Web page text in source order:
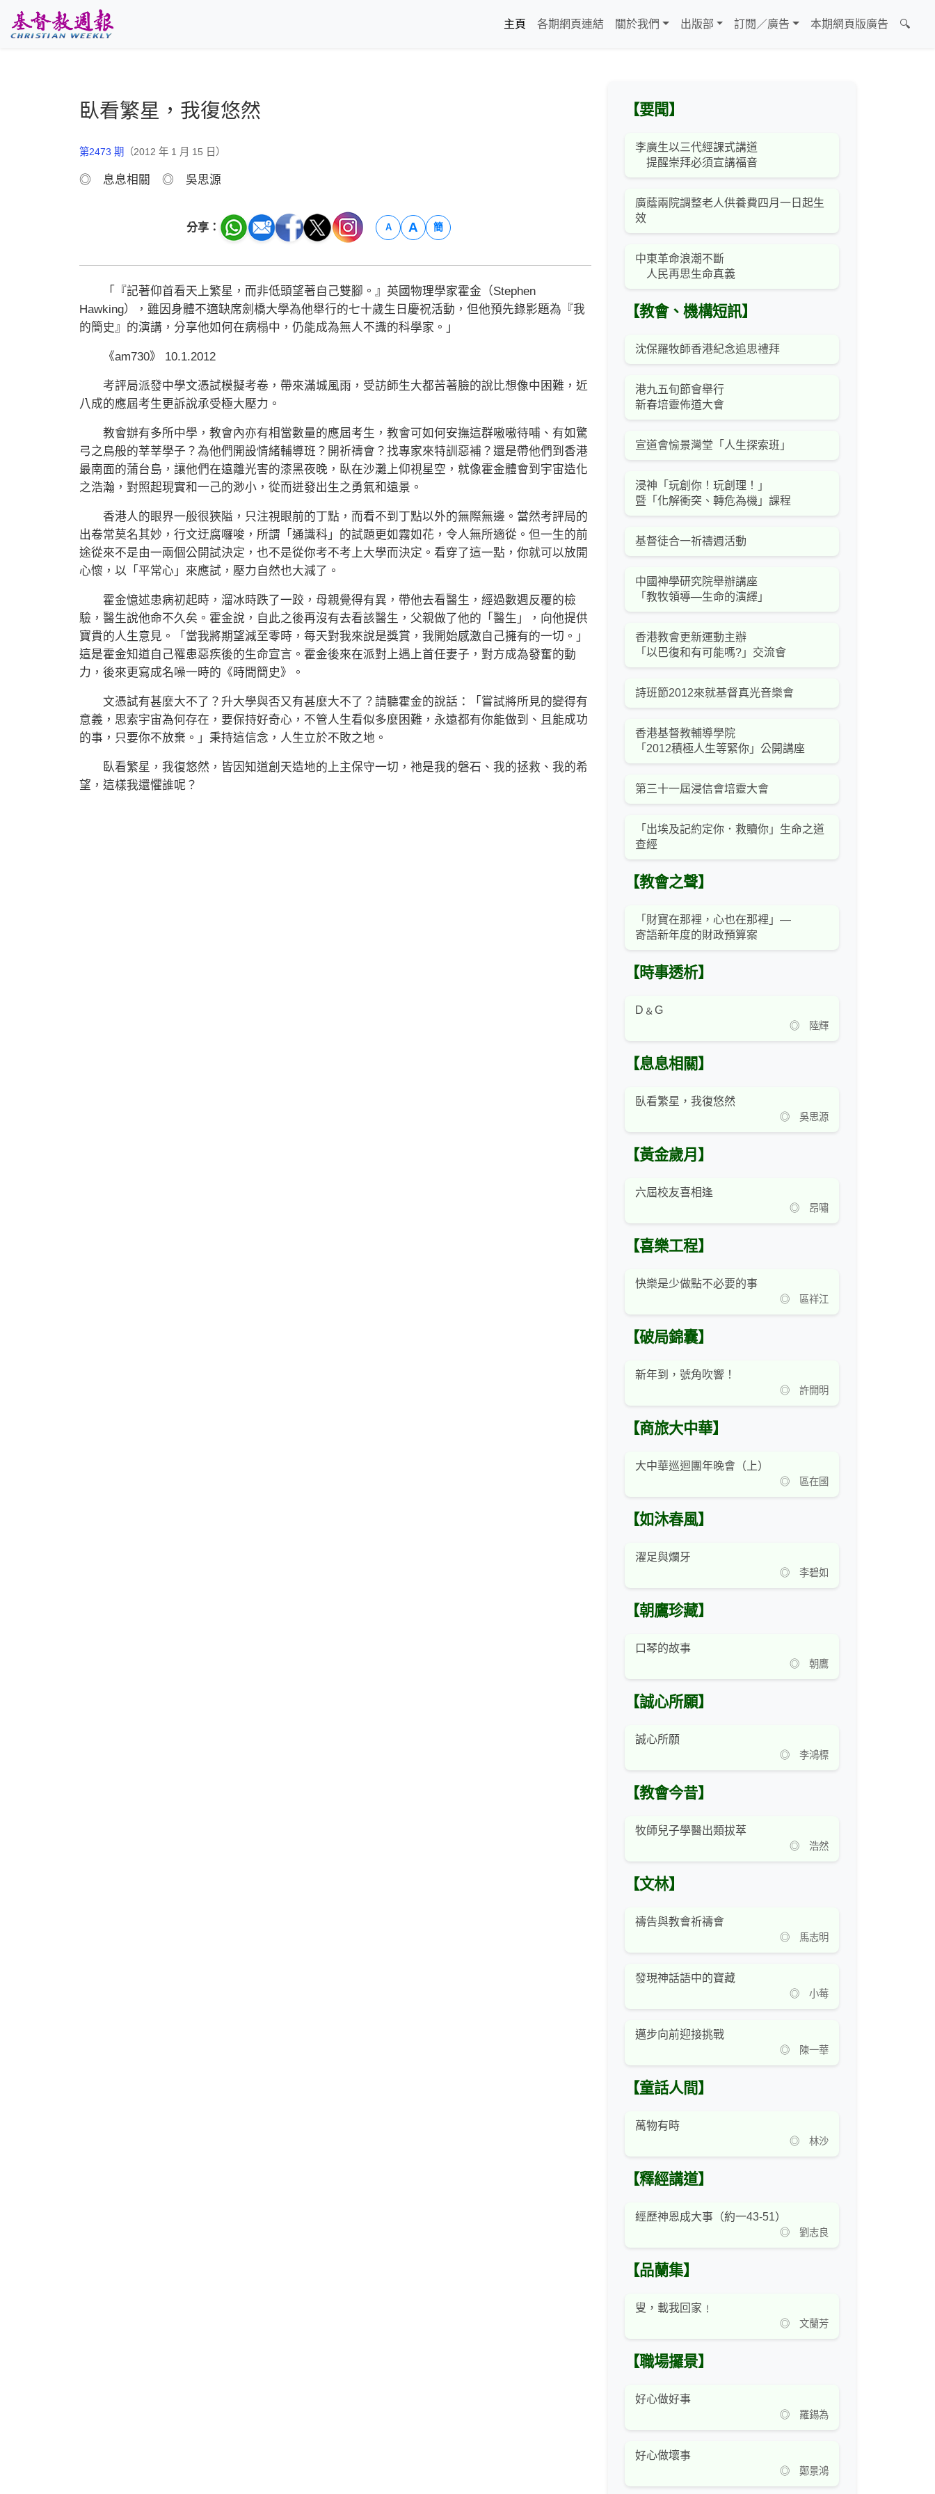
主頁
各期網頁連結 關於我們 出版部 訂閱／廣告 本期網頁版廣告 🔍
臥看繁星，我復悠然
第2473 期 （2012 年 1 月 15 日）
◎ 息息相關 ◎ 吳思源
分享： A A 簡
「『記著仰首看天上繁星，而非低頭望著自己雙腳。』英國物理學家霍金（Stephen
Hawking），雖因身體不適缺席劍橋大學為他舉行的七十歲生日慶祝活動，但他預先錄影題為『我
的簡史』的演講，分享他如何在病榻中，仍能成為無人不識的科學家。」
《am730》 10.1.2012
考評局派發中學文憑試模擬考卷，帶來滿城風雨，受訪師生大都苦著臉的說比想像中困難，近
八成的應屆考生更訴說承受極大壓力。
教會辦有多所中學，教會內亦有相當數量的應屆考生，教會可如何安撫這群嗷嗷待哺、有如驚
弓之鳥般的莘莘學子？為他們開設情緒輔導班？開祈禱會？找專家來特訓惡補？還是帶他們到香港
最南面的蒲台島，讓他們在遠離光害的漆黑夜晚，臥在沙灘上仰視星空，就像霍金體會到宇宙造化
之浩瀚，對照起現實和一己的渺小，從而迸發出生之勇氣和遠景。
香港人的眼界一般很狹隘，只注視眼前的丁點，而看不到丁點以外的無際無邊。當然考評局的
出卷常莫名其妙，行文迂腐囉唆，所謂「通識科」的試題更如霧如花，令人無所適從。但一生的前
途從來不是由一兩個公開試決定，也不是從你考不考上大學而決定。看穿了這一點，你就可以放開
心懷，以「平常心」來應試，壓力自然也大減了。
霍金憶述患病初起時，溜冰時跌了一跤，母親覺得有異，帶他去看醫生，經過數週反覆的檢
驗，醫生說他命不久矣。霍金說，自此之後再沒有去看該醫生，父親做了他的「醫生」，向他提供
寶貴的人生意見。「當我將期望減至零時，每天對我來說是獎賞，我開始感激自己擁有的一切。」
這是霍金知道自己罹患惡疾後的生命宣言。霍金後來在派對上遇上首任妻子，對方成為發奮的動
力，後來更寫成名噪一時的《時間簡史》。
文憑試有甚麼大不了？升大學與否又有甚麼大不了？請聽霍金的說話：「嘗試將所見的變得有
意義，思索宇宙為何存在，要保持好奇心，不管人生看似多麼困難，永遠都有你能做到、且能成功
的事，只要你不放棄。」秉持這信念，人生立於不敗之地。
臥看繁星，我復悠然，皆因知道創天造地的上主保守一切，祂是我的磐石、我的拯救、我的希
望，這樣我還懼誰呢？
【要聞】
李廣生以三代經課式講道
提醒崇拜必須宣講福音
廣蔭兩院調整老人供養費四月一日起生
效
中東革命浪潮不斷
人民再思生命真義
【教會、機構短訊】
沈保羅牧師香港紀念追思禮拜
港九五旬節會舉行
新春培靈佈道大會
宣道會愉景灣堂「人生探索班」
浸神「玩創你！玩創理！」
暨「化解衝突、轉危為機」課程
基督徒合一祈禱週活動
中國神學研究院舉辦講座
「教牧領導—生命的演繹」
香港教會更新運動主辦
「以巴復和有可能嗎?」交流會
詩班節2012來就基督真光音樂會
香港基督教輔導學院
「2012積極人生等緊你」公開講座
第三十一屆浸信會培靈大會
「出埃及記約定你．救贖你」生命之道
查經
【教會之聲】
「財寶在那裡，心也在那裡」—
寄語新年度的財政預算案
【時事透析】
D﹠G
◎ 陸輝
【息息相關】
臥看繁星，我復悠然
◎ 吳思源
【黃金歲月】
六屆校友喜相逢
◎ 昂嘯
【喜樂工程】
快樂是少做點不必要的事
◎ 區祥江
【破局錦囊】
新年到，號角吹響！
◎ 許開明
【商旅大中華】
大中華巡迴團年晚會（上）
◎ 區在國
【如沐春風】
濯足與爛牙
◎ 李碧如
【朝鷹珍藏】
口琴的故事
◎ 朝鷹
【誠心所願】
誠心所願
◎ 李鴻標
【教會今昔】
牧師兒子學醫出類拔萃
◎ 浩然
【文林】
禱告與教會祈禱會
◎ 馬志明
發現神話語中的寶藏
◎ 小莓
邁步向前迎接挑戰
◎ 陳一華
【童話人間】
萬物有時
◎ 林沙
【釋經講道】
經歷神恩成大事（約一43-51）
◎ 劉志良
【品蘭集】
叟，載我回家﹗
◎ 文蘭芳
【職場攞景】
好心做好事
◎ 羅錫為
好心做壞事
◎ 鄭景鴻